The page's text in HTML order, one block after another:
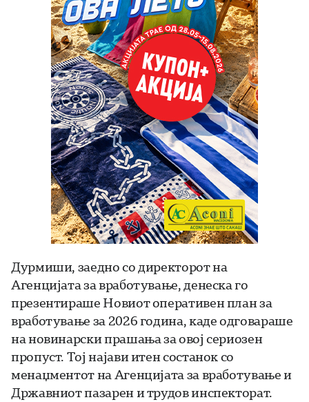
Дурмиши, заедно со директорот на
Агенцијата за вработување, денеска го
презентираше Новиот оперативен план за
вработување за 2026 година, каде одговараше
на новинарски прашања за овој сериозен
пропуст. Тој најави итен состанок со
менаџментот на Агенцијата за вработување и
Државниот пазарен и трудов инспекторат.